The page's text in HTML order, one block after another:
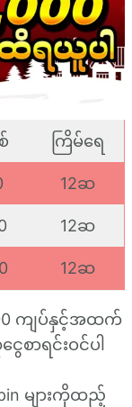
ကြိမ်ရေ
12ဆ
12ဆ
12ဆ
ကျပ်နှင့်အထက်
စာရင်းဝင်ပါ
များကိုထည့်